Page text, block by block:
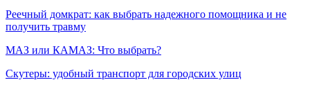
Реечный домкрат: как выбрать надежного помощника и не
получить травму
МАЗ или КАМАЗ: Что выбрать?
Скутеры: удобный транспорт для городских улиц